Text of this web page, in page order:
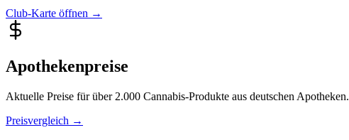
Club-Karte öffnen →
Apothekenpreise
Aktuelle Preise für über 2.000 Cannabis-Produkte aus deutschen Apotheken.
Preisvergleich →